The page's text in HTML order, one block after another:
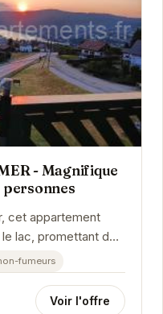
- Magnifique
personnes
cet appartement
lac, promettant des
fumeurs
Voir l'offre